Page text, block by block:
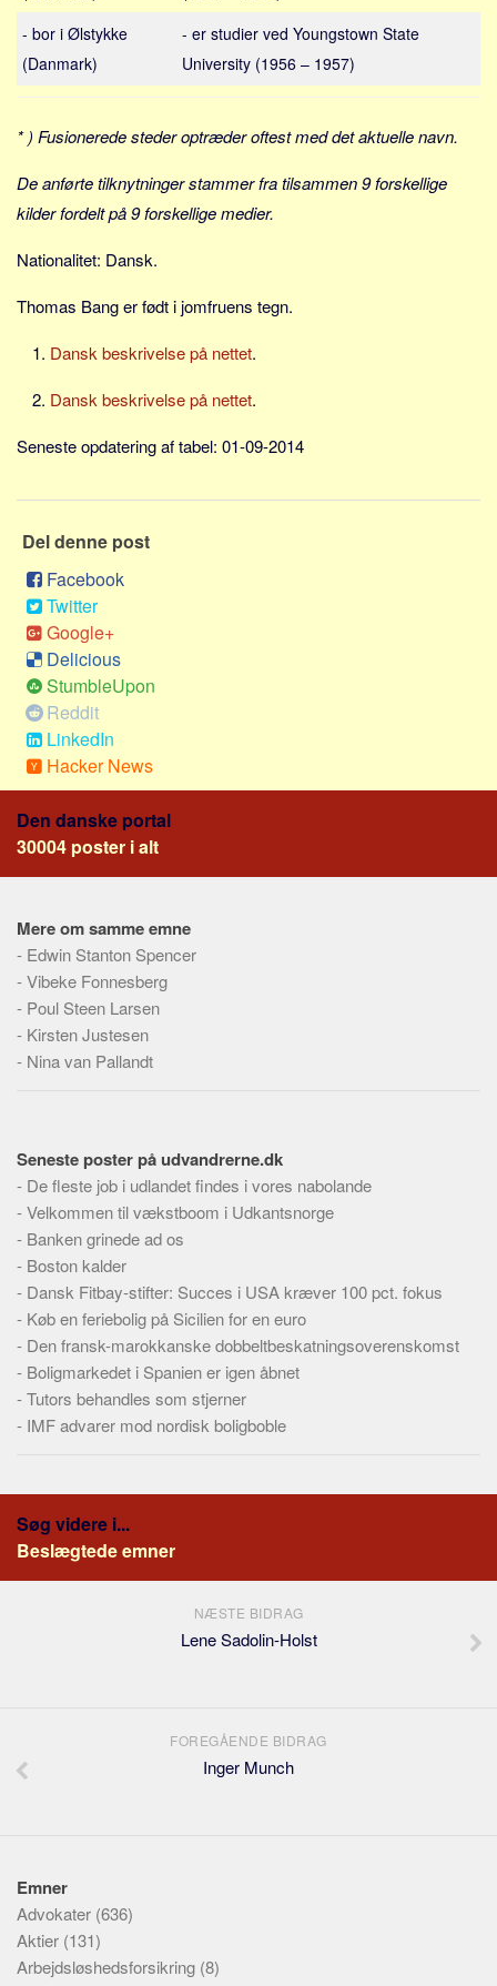
Skribenter
Personer
Steder
Om
Webstedet
Forhistorien
Redigering
- bor i Ølstykke
(Danmark)
- er studier ved Youngstown State
University (1956 – 1957)
* ) Fusionerede steder optræder oftest med det aktuelle navn.
De anførte tilknytninger stammer fra tilsammen 9 forskellige
kilder fordelt på 9 forskellige medier.
Nationalitet: Dansk.
Thomas Bang er født i jomfruens tegn.
Dansk beskrivelse på nettet.
Dansk beskrivelse på nettet.
Seneste opdatering af tabel: 01-09-2014
Del denne post
Facebook
Twitter
Google+
Delicious
StumbleUpon
Reddit
LinkedIn
Hacker News
Den danske portal
30004 poster i alt
Mere om samme emne
- Edwin Stanton Spencer
-Vibeke Fonnesberg
- Poul Steen Larsen
- Kirsten Justesen
- Nina van Pallandt
Seneste poster på udvandrerne.dk
- De fleste job i udlandet findes i vores nabolande
-Velkommen til vækstboom i Udkantsnorge
- Banken grinede ad os
- Boston kalder
- Dansk Fitbay-stifter: Succes i USA kræver 100 pct. fokus
- Køb en feriebolig på Sicilien for en euro
- Den fransk-marokkanske dobbeltbeskatningsoverenskomst
- Boligmarkedet i Spanien er igen åbnet
-Tutors behandles som stjerner
- IMF advarer mod nordisk boligboble
Søg videre i...
Beslægtede emner
NÆSTE BIDRAG
Lene Sadolin-Holst
FOREGÅENDE BIDRAG
Inger Munch
Emner
Advokater (636)
Aktier (131)
Arbejdsløshedsforsikring (8)